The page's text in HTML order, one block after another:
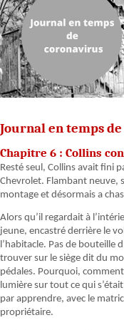
Journal en temps
Chapitre 6 : Collins
Resté seul, Collins avait fini
Chevrolet. Flambant neuve,
montage et désormais a
Alors qu’il regardait à
jeune, encastré derrière le
l’habitacle. Pas de bouteille
trouver sur le siège dit du
pédales. Pourquoi,
lumière sur tout ce qui
par apprendre, avec le
propriétaire.